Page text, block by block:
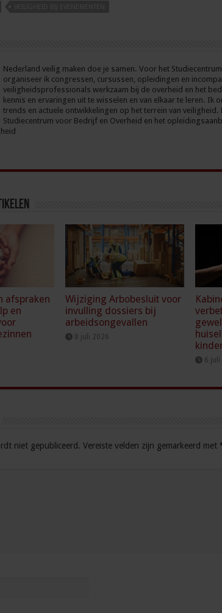
Nederland veilig maken doe je samen. Voor het
organiseer ik congressen, cursussen, opleidingen en
veiligheidsprofessionals werkzaam bij de overheid en het
kennis en ervaringen uit te wisselen en van elkaar te leren. Ik
trends en actuele ontwikkelingen op het terrein van
Studiecentrum voor Bedrijf en Overheid en het
afspraken
en
Wijziging Arbobesluit voor
invulling dossiers bij
arbeidsongevallen
8 juli 2026
6 juli
niet gepubliceerd. Vereiste velden zijn gemarkeerd met